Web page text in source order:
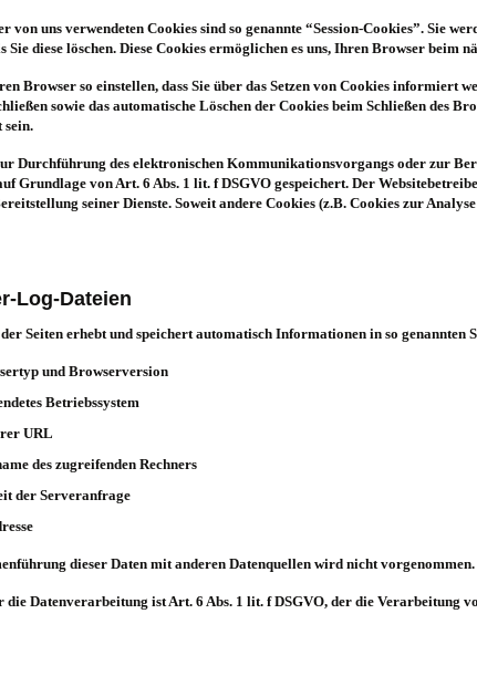
von uns verwendeten Cookies sind so genannte “Session-Cookies”. Sie
Sie diese löschen. Diese Cookies ermöglichen es uns, Ihren Browser beim
Browser so einstellen, dass Sie über das Setzen von Cookies
sowie das automatische Löschen der Cookies beim Schließen
sein.
Durchführung des elektronischen Kommunikationsvorgangs oder zur
Grundlage von Art. 6 Abs. 1 lit. f DSGVO gespeichert. Der
seiner Dienste. Soweit andere Cookies (z.B. Cookies zur
Log-Dateien
Seiten erhebt und speichert automatisch Informationen in so
und Browserversion
Betriebssystem
URL
des zugreifenden Rechners
der Serveranfrage
dieser Daten mit anderen Datenquellen wird nicht vorgenommen.
die Datenverarbeitung ist Art. 6 Abs. 1 lit. f DSGVO, der die